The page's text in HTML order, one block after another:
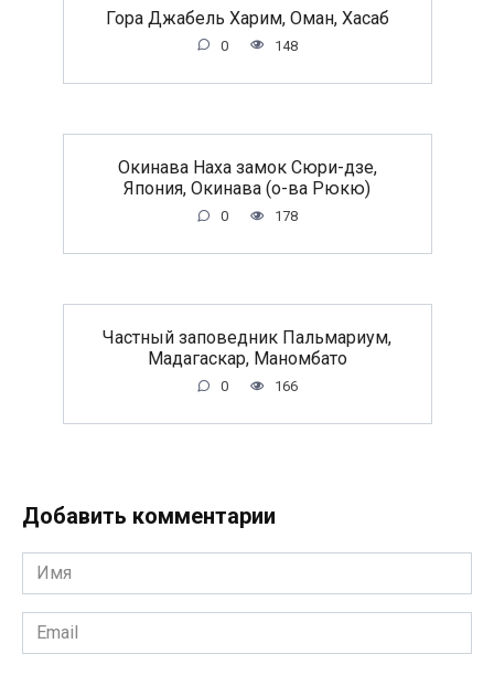
Гора Джабель Харим, Оман, Хасаб
0 148
Окинава Наха замок Сюри-дзе,
Япония, Окинава (о-ва Рюкю)
0 178
Частный заповедник Пальмариум,
Мадагаскар, Маномбато
0 166
Добавить комментарии
Имя
*
Email
*